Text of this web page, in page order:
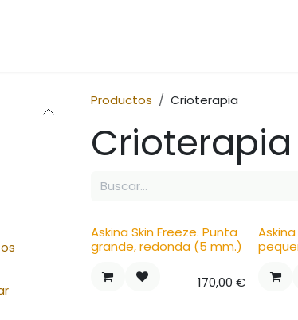
Productos Crioterapia
Crioterapia
Askina Skin Freeze. Punta
grande, redonda (5 mm.)
170,00 €